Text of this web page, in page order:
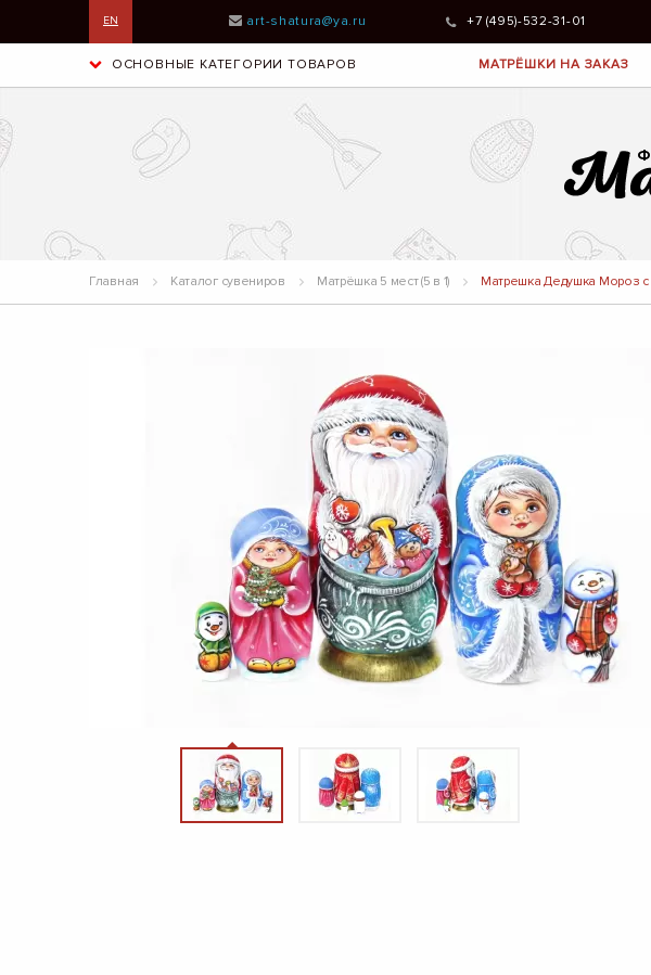
EN art-shatura@ya.ru +7 (495)-532-31-01
ОСНОВНЫЕ КАТЕГОРИИ ТОВАРОВ МАТРЁШКИ НА ЗАКАЗ
Главная Каталог сувениров Матрёшка 5 мест (5 в 1) Матрешка Дедушка Мороз